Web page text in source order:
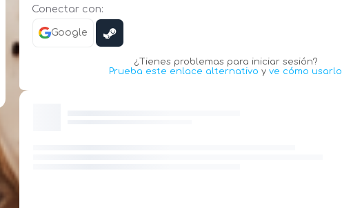
Conectar con:
Google
¿Tienes problemas para iniciar sesión?
Prueba este enlace alternativo y ve cómo usarlo